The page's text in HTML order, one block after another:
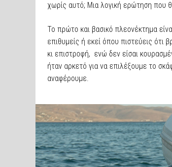
χωρίς αυτό; Μια λογική ερώτηση που
Το πρώτο και βασικό πλεονέκτημα
επιθυμείς ή εκεί όπου πιστεύεις ότι
κι επιστροφή, ενώ δεν είσαι
ήταν αρκετό για να επιλέξουμε το
αναφέρουμε.